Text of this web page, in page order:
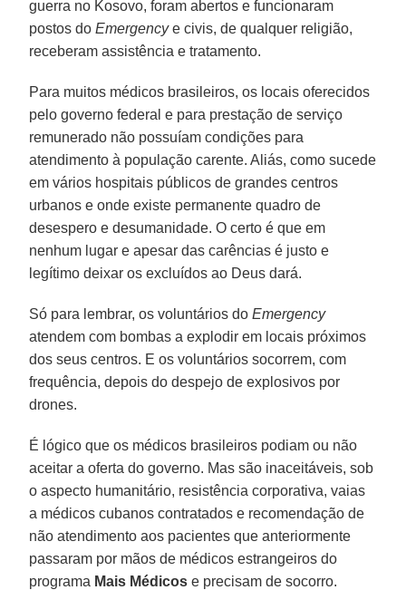
guerra no Kosovo, foram abertos e funcionaram
postos doEmergencye civis, de qualquer religião,
receberam assistência e tratamento.
Para muitos médicos brasileiros, os locais oferecidos
pelo governo federal e para prestação de serviço
remunerado não possuíam condições para
atendimento à população carente. Aliás, como sucede
em vários hospitais públicos de grandes centros
urbanos e onde existe permanente quadro de
desespero e desumanidade. O certo é que em
nenhum lugar e apesar das carências é justo e
legítimo deixar os excluídos ao Deus dará.
Só para lembrar, os voluntários doEmergency
atendem com bombas a explodir em locais próximos
dos seus centros. E os voluntários socorrem, com
frequência, depois do despejo de explosivos por
drones.
É lógico que os médicos brasileiros podiam ou não
aceitar a oferta do governo. Mas são inaceitáveis, sob
o aspecto humanitário, resistência corporativa, vaias
a médicos cubanos contratados e recomendação de
não atendimento aos pacientes que anteriormente
passaram por mãos de médicos estrangeiros do
programa Mais Médicos e precisam de socorro.